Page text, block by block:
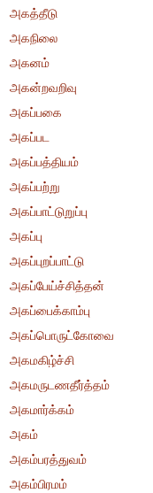
அகத்தீடு
அகநிலை
அகனம்
அகன்றவறிவு
அகப்பகை
அகப்பட
அகப்பத்தியம்
அகப்பற்று
அகப்பாட்டுறுப்பு
அகப்பு
அகப்புறப்பாட்டு
அகப்பேய்ச்சித்தன்
அகப்பைக்காம்பு
அகப்பொருட்கோவை
அகமகிழ்ச்சி
அகமருடணதீர்த்தம்
அகமார்க்கம்
அகம்
அகம்பரத்துவம்
அகம்பிரமம்